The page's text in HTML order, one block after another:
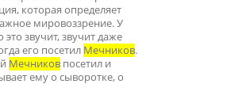
которая определяет
мировоззрение. У
это звучит, звучит даже
его посетил Мечников.
Мечников посетил и
ему о сыворотке, о